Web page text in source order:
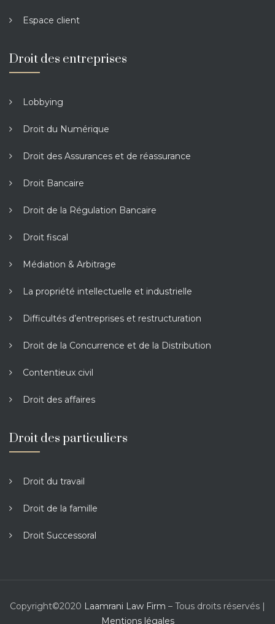
Espace client
Droit des entreprises
Lobbying
Droit du Numérique
Droit des Assurances et de réassurance
Droit Bancaire
Droit de la Régulation Bancaire
Droit fiscal
Médiation & Arbitrage
La propriété intellectuelle et industrielle
Difficultés d’entreprises et restructuration
Droit de la Concurrence et de la Distribution
Contentieux civil
Droit des affaires
Droit des particuliers
Droit du travail
Droit de la famille
Droit Successoral
Copyright©2020 Laamrani Law Firm – Tous droits réservés |
Mentions légales